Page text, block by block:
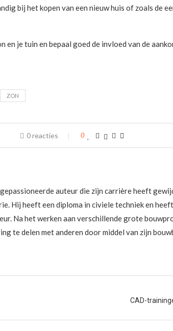
bij het kopen van een nieuw huis of zoals de
en je tuin en bepaal goed de invloed van de
ZON
0 reacties 0
auteur die zijn carrière heeft
Hij heeft een diploma in civiele techniek en
Na het werken aan verschillende grote
te delen met anderen door middel van zijn
CAD-